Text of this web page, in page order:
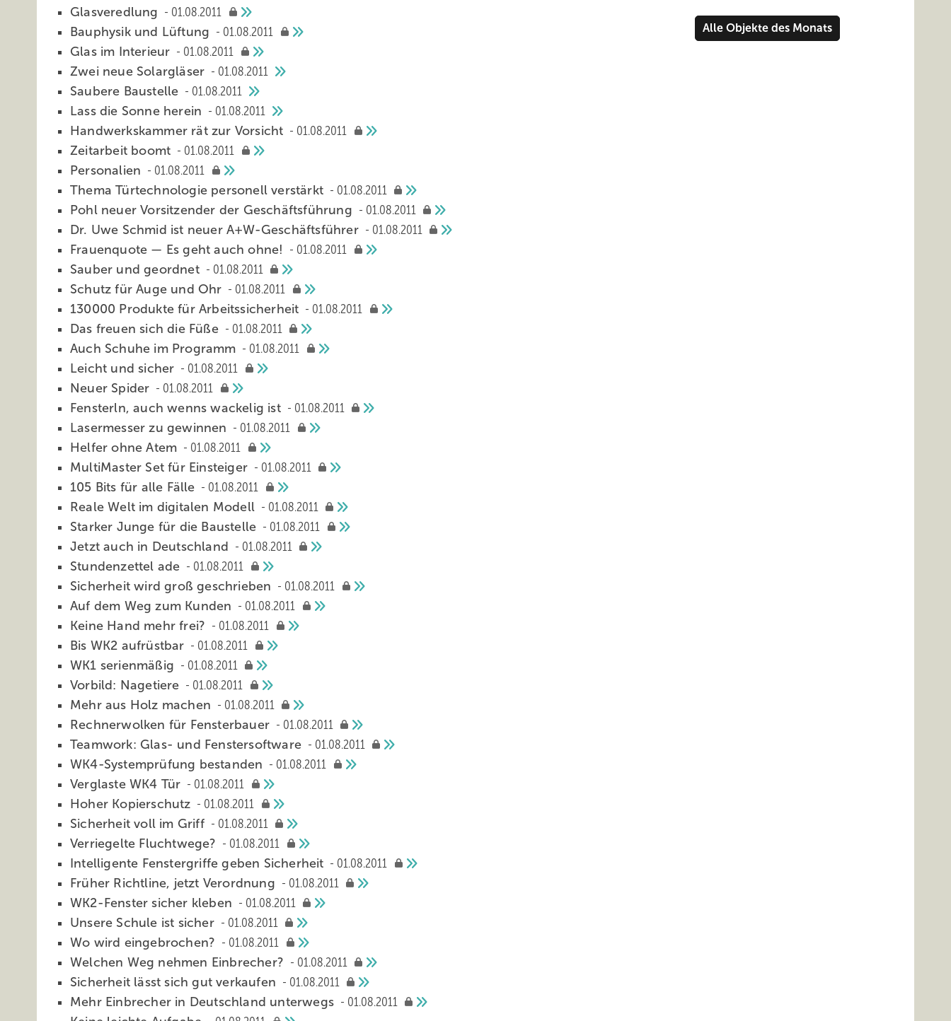
Glasveredlung
01.08.2011
Bauphysik und Lüftung
01.08.2011
Glas im Interieur
01.08.2011
Zwei neue Solargläser
01.08.2011
Saubere Baustelle
01.08.2011
Lass die Sonne herein
01.08.2011
Handwerkskammer rät zur Vorsicht
01.08.2011
Zeitarbeit boomt
01.08.2011
Personalien
01.08.2011
Thema Türtechnologie personell verstärkt
01.08.2011
Pohl neuer Vorsitzender der Geschäftsführung
01.08.2011
Dr. Uwe Schmid ist neuer A+W-Geschäftsführer
01.08.2011
Frauenquote — Es geht auch ohne!
01.08.2011
Sauber und geordnet
01.08.2011
Schutz für Auge und Ohr
01.08.2011
130000 Produkte für Arbeitssicherheit
01.08.2011
Das freuen sich die Füße
01.08.2011
Auch Schuhe im Programm
01.08.2011
Leicht und sicher
01.08.2011
Neuer Spider
01.08.2011
Fensterln, auch wenns wackelig ist
01.08.2011
Lasermesser zu gewinnen
01.08.2011
Helfer ohne Atem
01.08.2011
MultiMaster Set für Einsteiger
01.08.2011
105 Bits für alle Fälle
01.08.2011
Reale Welt im digitalen Modell
01.08.2011
Starker Junge für die Baustelle
01.08.2011
Jetzt auch in Deutschland
01.08.2011
Stundenzettel ade
01.08.2011
Sicherheit wird groß geschrieben
01.08.2011
Auf dem Weg zum Kunden
01.08.2011
Keine Hand mehr frei?
01.08.2011
Bis WK2 aufrüstbar
01.08.2011
WK1 serienmäßig
01.08.2011
Vorbild: Nagetiere
01.08.2011
Mehr aus Holz machen
01.08.2011
Rechnerwolken für Fensterbauer
01.08.2011
Teamwork: Glas- und Fenstersoftware
01.08.2011
WK4-Systemprüfung bestanden
01.08.2011
Verglaste WK4 Tür
01.08.2011
Hoher Kopierschutz
01.08.2011
Sicherheit voll im Griff
01.08.2011
Verriegelte Fluchtwege?
01.08.2011
Intelligente Fenstergriffe geben Sicherheit
01.08.2011
Früher Richtline, jetzt Verordnung
01.08.2011
WK2-Fenster sicher kleben
01.08.2011
Unsere Schule ist sicher
01.08.2011
Wo wird eingebrochen?
01.08.2011
Welchen Weg nehmen Einbrecher?
01.08.2011
Sicherheit lässt sich gut verkaufen
01.08.2011
Mehr Einbrecher in Deutschland unterwegs
01.08.2011
Alle Objekte des Monats